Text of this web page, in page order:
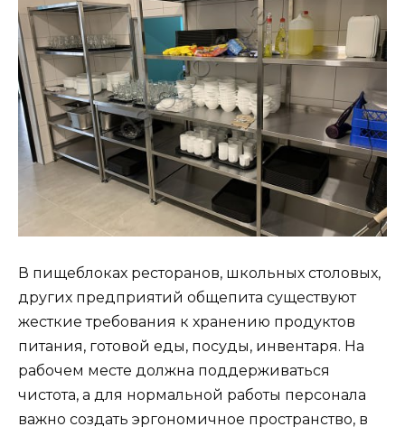
В пищеблоках ресторанов, школьных столовых,
других предприятий общепита существуют
жесткие требования к хранению продуктов
питания, готовой еды, посуды, инвентаря. На
рабочем месте должна поддерживаться
чистота, а для нормальной работы персонала
важно создать эргономичное пространство, в